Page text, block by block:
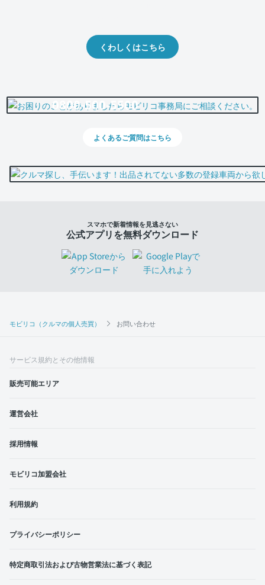
モビリコ（クルマの個人売買） お問い合わせ
くわしくはこちら
0800-500-5500
よくあるご質問はこちら
スマホで新着情報を見逃さない
公式アプリを無料ダウンロード
サービス規約とその他情報
販売可能エリア
運営会社
採用情報
モビリコ加盟会社
利用規約
プライバシーポリシー
特定商取引法および古物営業法に基づく表記